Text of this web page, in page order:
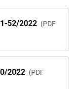
52/2022
PDF
2022
PDF